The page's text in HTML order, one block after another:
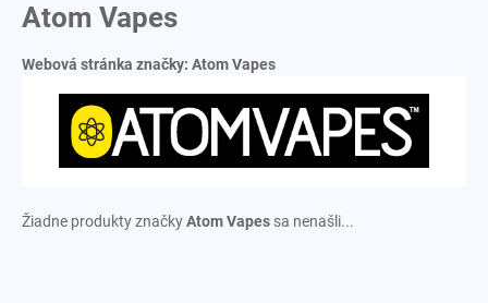
Atom Vapes
Webová stránka značky: Atom Vapes
Žiadne produkty značkyAtom Vapes sa nenašli...